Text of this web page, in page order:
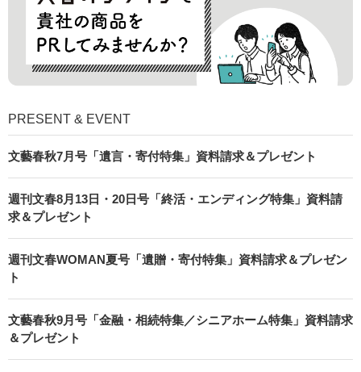
PRESENT & EVENT
文藝春秋7月号「遺言・寄付特集」資料請求＆プレゼント
週刊文春8月13日・20日号「終活・エンディング特集」資料請
求＆プレゼント
週刊文春WOMAN夏号「遺贈・寄付特集」資料請求＆プレゼン
ト
文藝春秋9月号「金融・相続特集／シニアホーム特集」資料請求
＆プレゼント